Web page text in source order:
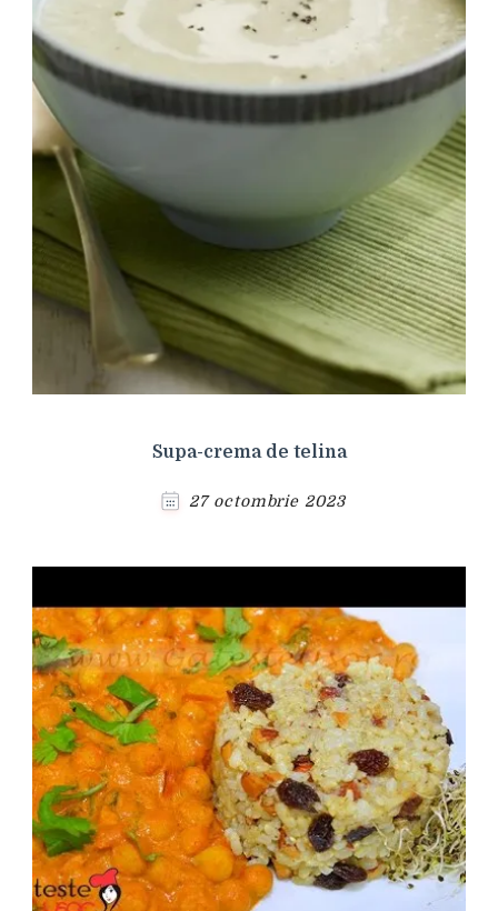
Supa-crema de telina
27 octombrie 2023